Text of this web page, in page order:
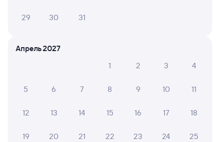
29 30 31
Апрель 2027
1
2 3 4
5 6 7 8 9 10 11
12 13 14 15 16 17 18
19 20 21 22 23 24 25